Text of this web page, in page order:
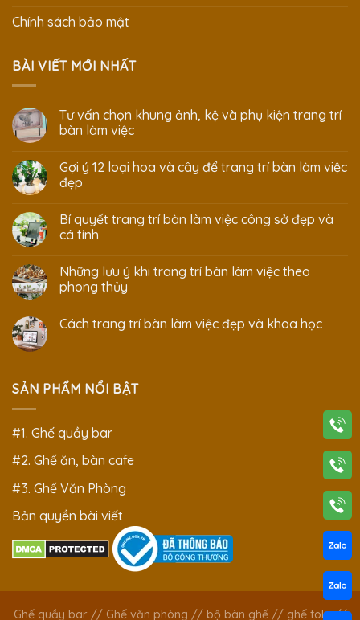
Chính sách bảo mật
BÀI VIẾT MỚI NHẤT
Tư vấn chọn khung ảnh, kệ và phụ kiện trang trí
bàn làm việc
Gợi ý 12 loại hoa và cây để trang trí bàn làm việc
đẹp
Bí quyết trang trí bàn làm việc công sở đẹp và
cá tính
Những lưu ý khi trang trí bàn làm việc theo
phong thủy
Cách trang trí bàn làm việc đẹp và khoa học
SẢN PHẨM NỔI BẬT
#1. Ghế quầy bar
#2. Ghế ăn, bàn cafe
#3. Ghế Văn Phòng
Bản quyền bài viết
Ghế quầy bar// Ghế văn phòng // bộ bàn ghế// ghế tolix//